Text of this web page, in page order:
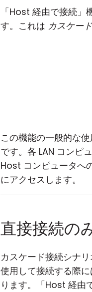
「Host 経由で接続
す。これは カスケー
この機能の一般的な
です。各 LAN コンピ
Host コンピュータへ
にアクセスします。
直接接続の
カスケード接続シナ
使用して接続する際
ります。「Host 経由